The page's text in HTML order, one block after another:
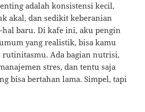
adalah konsistensi kecil,
akal, dan sedikit keberanian
hal baru. Di kafe ini, aku pengin
yang realistik, bisa kamu
rutinitasmu. Ada bagian nutrisi,
stres, dan tentu saja
bisa bertahan lama. Simpel, tapi